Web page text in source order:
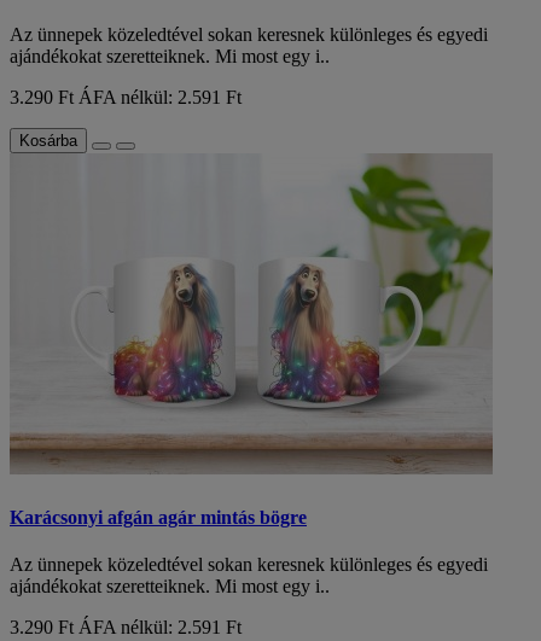
Az ünnepek közeledtével sokan keresnek különleges és egyedi
ajándékokat szeretteiknek. Mi most egy i..
3.290 Ft ÁFA nélkül: 2.591 Ft
Kosárba
Karácsonyi afgán agár mintás bögre
Az ünnepek közeledtével sokan keresnek különleges és egyedi
ajándékokat szeretteiknek. Mi most egy i..
3.290 Ft ÁFA nélkül: 2.591 Ft